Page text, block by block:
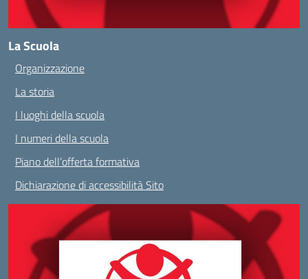
La Scuola
Organizzazione
La storia
I luoghi della scuola
I numeri della scuola
Piano dell’offerta formativa
Dichiarazione di accessibilità Sito